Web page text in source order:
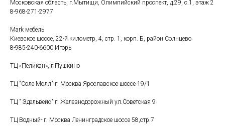
Московская область, г.Мытищи, Олимпийский проспект, д.29, с.1, этаж 2
8-968-271-2977
Mark мебель
Киевское шоссе, 22-й километр, 4, стр. 1, корп. Б, район Солнцево
8-985-240-6600 Игорь
ТЦ «Пеликан», г.Пушкино
ТЦ "Соле Молл" г. Москва Ярославское шоссе 19/1
ТЦ " Эдельвейс" г. Железнодорожный ул.Советская 9
ТЦ Водный- г. Москва Ленинградское шоссе 58,стр.7